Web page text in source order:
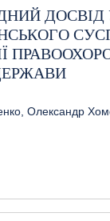
ДОСВІД
Олександр